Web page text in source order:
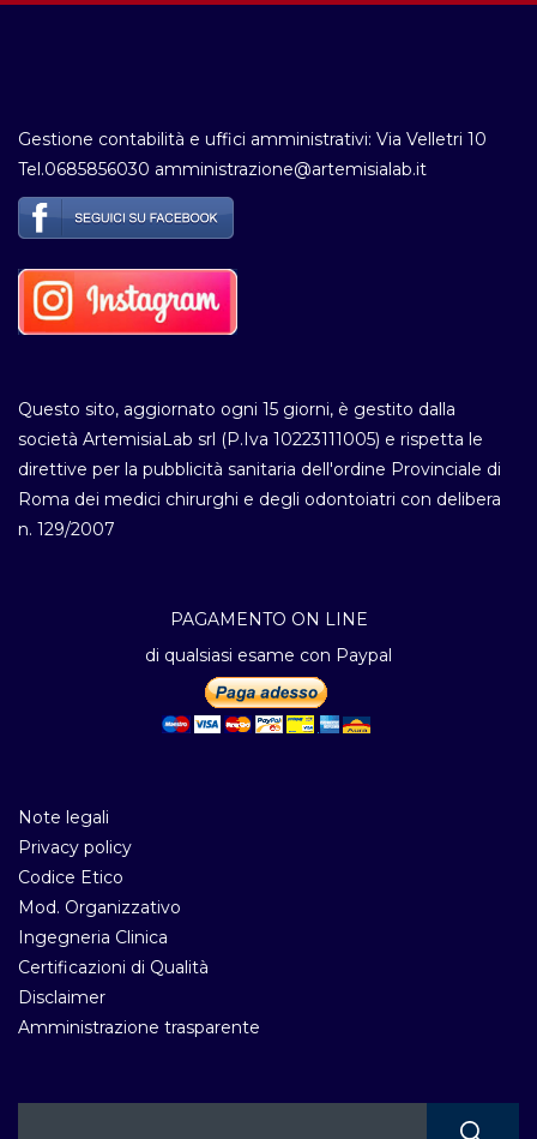
Gestione contabilità e uffici amministrativi: Via Velletri 10
Tel.0685856030 amministrazione@artemisialab.it
Questo sito, aggiornato ogni 15 giorni, è gestito dalla
società ArtemisiaLab srl (P.Iva 10223111005) e rispetta le
direttive per la pubblicità sanitaria dell'ordine Provinciale di
Roma dei medici chirurghi e degli odontoiatri con delibera
n. 129/2007
PAGAMENTO ON LINE
di qualsiasi esame con Paypal
Note legali
Privacy policy
Codice Etico
Mod. Organizzativo
Ingegneria Clinica
Certificazioni di Qualità
Disclaimer
Amministrazione trasparente